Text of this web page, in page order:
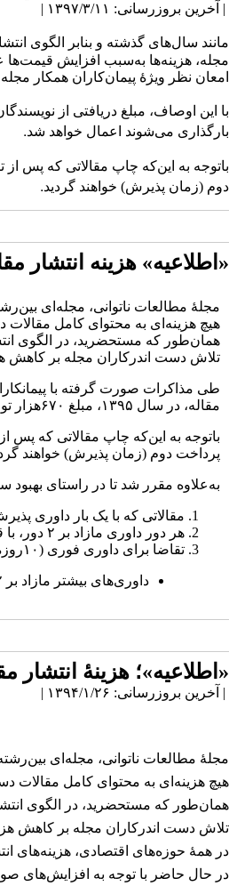
| آخرین بروزرسانی: ۱۳۹۷/۳/۱۱ |
مانند سال‌های گذشته و بنابر الگوی
امعان نظر ویژهٔ پیمان‌کاران همکار
با این اوصاف، مبلغ دریافتی از
بارگذاری می‌شوند اعمال خواهد شد.
باتوجه به این‌که چاپ مقالاتی که پس از
دوم (زمان پذیرش) خواهند گردید.
«اطلاعیه» هزینه انتشار
مجلهٔ مطالعات ناتوانی، مجله‌ای
هیچ‌ هزینه‌ای به محتوای کامل
همان‌طور که مستحضرید، در الگوی
تلاش دست اندرکاران مجله بر کاهش
طی مذاکرات صورت گرفته با
مقاله، در سال ۱۳۹۵، مبلغ ۶۷۰هزار تومان تعیین گردید. این تغییرات برای کلیه مقاله‌هایی که از ابتدای تیرماه ۱۳۹۵ بارگذاری می‌شوند اعمال خواهد شد.
باتوجه به این‌که چاپ مقالاتی که پس
پرداخت دوم (زمان پذیرش) خواهند
به‌علاوه مقرر شد تا در راستای
مقالاتی که با یک بار داوری پذیرش می‌گیرند، مشمول
هر دور داوری مازاد بر ۲ دور، با قیمت ۵۰۰هزار ریال (۵۰هزار تومان) مازاد بر هزینهٔ معمول انجام خواهد شد.
تقاضا برای داوری فوری (۱۰روزه با ۲ دور داوری)، متضمن ۳۰درصد افزایش قیمت خواهد بود.
داوری‌های بیشتر مازاد بر ۲ دور داوری مطابق بند قبلی محاسبه می‌شود.
«اطلاعیه»؛ هزینهٔ انتشار
| آخرین بروزرسانی: ۱۳۹۴/۱/۲۶ |
مجلهٔ مطالعات ناتوانی، مجله‌ای
هیچ‌ هزینه‌ای به محتوای کامل مقالات
همان‌طور که مستحضرید، در الگوی
در همهٔ حوزه‌های اقتصادی، هزینه‌های
در حال حاضر با توجه به افزایش‌های